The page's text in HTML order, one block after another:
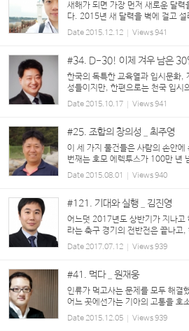
새해가 되면 가장 먼저 새로운 달
다. 2015년 새 달력을 벽에 걸고
느덧 올해의 달력도 12월 마지막
내며 아쉬움을 느끼는 것은 모두 마
Date2015.12.12 Views941
#34. D-30! 이제 겨우 남은 30
한국의 독특한 교육열과 입시문화,
성들이지만, 한편으로는 천국 입시
사의 입장에서 보면 이를 더욱 확실
는 '수능 D-30'의 시점에서 이에 대
Date2015.10.17 Views941
#25. 조합의 창의성 _ 최주영
이 세 가지 물건들은 사람의 손안
번째는 호모 에렉투스가 100만 년
니다. 그 이전 원시인류의 최첨단
에 이르러 발명된 ...
Date2015.08.01 Views940
#121. 기대와 실행 _ 김진영
어느덧 2017년도 상반기가 지나
라는 축구 경기의 전반전은 끝나고
일째인 7월 2일도 지났으니, 이제
해 평강제일교회에 다니게 되고...
Date2017.07.12 Views939
#41. 먹다 _ 원재웅
인류가 먹고사는 문제를 모두 해결
어느 곳에선가는 기아의 고통을 호
럼에도 최근 우리의 관심은 '배불리
먹는 것이 자랑거리가 되었다. 각종
Date2015.12.05 Views939